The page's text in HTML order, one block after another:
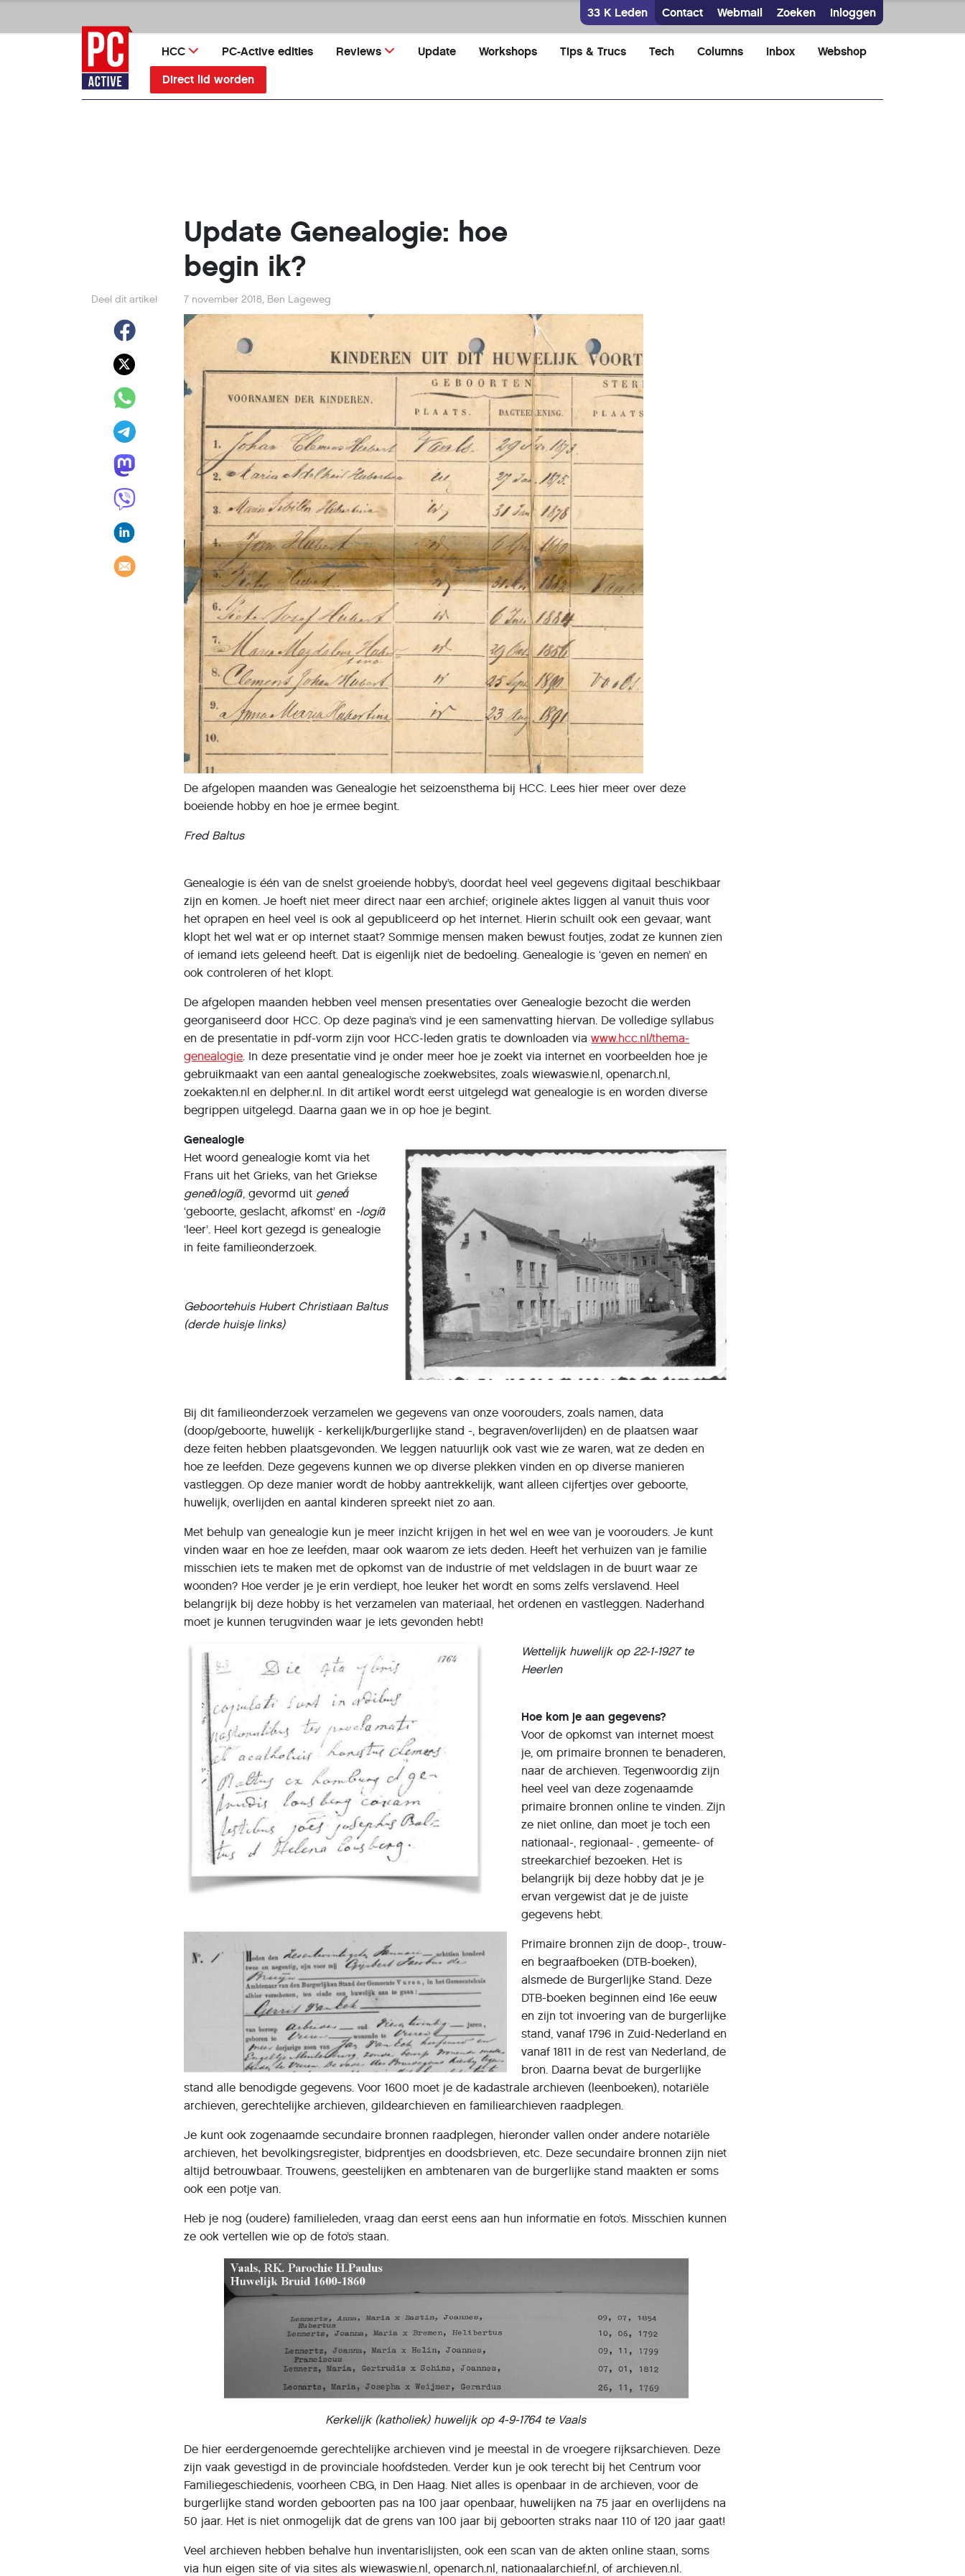
direct
naar
inhoud
33 K Leden Contact Webmail Zoeken Inloggen
HCC PC-Active edities Reviews Update Workshops Tips & Trucs Tech Columns Inbox Webshop
Direct lid worden
Update Genealogie: hoe
begin ik?
Deel dit artikel 7 november 2018, Ben Lageweg
De afgelopen maanden was Genealogie het seizoensthema bij HCC. Lees hier meer over deze
boeiende hobby en hoe je ermee begint.
Fred Baltus
Genealogie is één van de snelst groeiende hobby’s, doordat heel veel gegevens digitaal beschikbaar
zijn en komen. Je hoeft niet meer direct naar een archief; originele aktes liggen al vanuit thuis voor
het oprapen en heel veel is ook al gepubliceerd op het internet. Hierin schuilt ook een gevaar, want
klopt het wel wat er op internet staat? Sommige mensen maken bewust foutjes, zodat ze kunnen zien
of iemand iets geleend heeft. Dat is eigenlijk niet de bedoeling. Genealogie is ‘geven en nemen’ en
ook controleren of het klopt.
De afgelopen maanden hebben veel mensen presentaties over Genealogie bezocht die werden
georganiseerd door HCC. Op deze pagina’s vind je een samenvatting hiervan. De volledige syllabus
en de presentatie in pdf-vorm zijn voor HCC-leden gratis te downloaden viawww.hcc.nl/thema-
genealogie. In deze presentatie vind je onder meer hoe je zoekt via internet en voorbeelden hoe je
gebruikmaakt van een aantal genealogische zoekwebsites, zoals wiewaswie.nl, openarch.nl,
zoekakten.nl en delpher.nl. In dit artikel wordt eerst uitgelegd wat genealogie is en worden diverse
begrippen uitgelegd. Daarna gaan we in op hoe je begint.
Genealogie
Het woord genealogie komt via het
Frans uit het Grieks, van het Griekse
geneālogíā, gevormd uit geneā́
‘geboorte, geslacht, afkomst’ en -logíā
‘leer’. Heel kort gezegd is genealogie
in feite familieonderzoek.
Geboortehuis Hubert Christiaan Baltus
(derde huisje links)
Bij dit familieonderzoek verzamelen we gegevens van onze voorouders, zoals namen, data
(doop/geboorte, huwelijk - kerkelijk/burgerlijke stand -, begraven/overlijden) en de plaatsen waar
deze feiten hebben plaatsgevonden. We leggen natuurlijk ook vast wie ze waren, wat ze deden en
hoe ze leefden. Deze gegevens kunnen we op diverse plekken vinden en op diverse manieren
vastleggen. Op deze manier wordt de hobby aantrekkelijk, want alleen cijfertjes over geboorte,
huwelijk, overlijden en aantal kinderen spreekt niet zo aan.
Met behulp van genealogie kun je meer inzicht krijgen in het wel en wee van je voorouders. Je kunt
vinden waar en hoe ze leefden, maar ook waarom ze iets deden. Heeft het verhuizen van je familie
misschien iets te maken met de opkomst van de industrie of met veldslagen in de buurt waar ze
woonden? Hoe verder je je erin verdiept, hoe leuker het wordt en soms zelfs verslavend. Heel
belangrijk bij deze hobby is het verzamelen van materiaal, het ordenen en vastleggen. Naderhand
moet je kunnen terugvinden waar je iets gevonden hebt!
Wettelijk huwelijk op 22-1-1927 te
Heerlen
Hoe kom je aan gegevens?
Voor de opkomst van internet moest
je, om primaire bronnen te benaderen,
naar de archieven. Tegenwoordig zijn
heel veel van deze zogenaamde
primaire bronnen online te vinden. Zijn
ze niet online, dan moet je toch een
nationaal-, regionaal- , gemeente- of
streekarchief bezoeken. Het is
belangrijk bij deze hobby dat je je
ervan vergewist dat je de juiste
gegevens hebt.
Primaire bronnen zijn de doop-, trouw-
en begraafboeken (DTB-boeken),
alsmede de Burgerlijke Stand. Deze
DTB-boeken beginnen eind 16e eeuw
en zijn tot invoering van de burgerlijke
stand, vanaf 1796 in Zuid-Nederland en
vanaf 1811 in de rest van Nederland, de
bron. Daarna bevat de burgerlijke
stand alle benodigde gegevens. Voor 1600 moet je de kadastrale archieven (leenboeken), notariële
archieven, gerechtelijke archieven, gildearchieven en familiearchieven raadplegen.
Je kunt ook zogenaamde secundaire bronnen raadplegen, hieronder vallen onder andere notariële
archieven, het bevolkingsregister, bidprentjes en doodsbrieven, etc. Deze secundaire bronnen zijn niet
altijd betrouwbaar. Trouwens, geestelijken en ambtenaren van de burgerlijke stand maakten er soms
ook een potje van.
Heb je nog (oudere) familieleden, vraag dan eerst eens aan hun informatie en foto’s. Misschien kunnen
ze ook vertellen wie op de foto’s staan.
Kerkelijk (katholiek) huwelijk op 4-9-1764 te Vaals
De hier eerdergenoemde gerechtelijke archieven vind je meestal in de vroegere rijksarchieven. Deze
zijn vaak gevestigd in de provinciale hoofdsteden. Verder kun je ook terecht bij het Centrum voor
Familiegeschiedenis, voorheen CBG, in Den Haag. Niet alles is openbaar in de archieven, voor de
burgerlijke stand worden geboorten pas na 100 jaar openbaar, huwelijken na 75 jaar en overlijdens na
50 jaar. Het is niet onmogelijk dat de grens van 100 jaar bij geboorten straks naar 110 of 120 jaar gaat!
Veel archieven hebben behalve hun inventarislijsten, ook een scan van de akten online staan, soms
via hun eigen site of via sites als wiewaswie.nl, openarch.nl, nationaalarchief.nl, of archieven.nl.